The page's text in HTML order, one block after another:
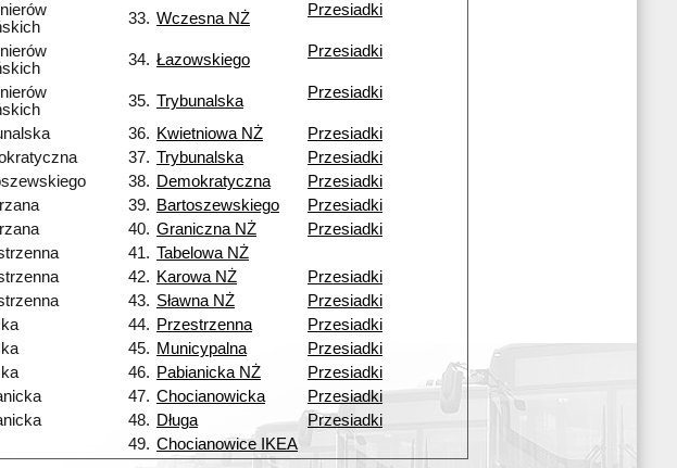
33. Wczesna NŻ Przesiadki
34. Łazowskiego Przesiadki
35. Trybunalska Przesiadki
36. Kwietniowa NŻ
Przesiadki
37. Trybunalska
Przesiadki
38. Demokratyczna
Przesiadki
39. Bartoszewskiego
Przesiadki
40. Graniczna NŻ
Przesiadki
41. Tabelowa NŻ
42. Karowa NŻ
Przesiadki
43. Sławna NŻ
Przesiadki
44. Przestrzenna
Przesiadki
45. Municypalna
Przesiadki
46. Pabianicka NŻ
Przesiadki
47. Chocianowicka
Przesiadki
48. Długa
Przesiadki
49. Chocianowice IKEA